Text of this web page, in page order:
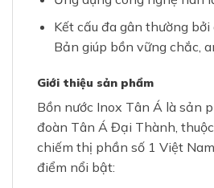
Kết cấu đa gân thường
Bản giúp bồn vững chắc,
Giới thiệu sản phẩm
Bồn nước Inox Tân Á là sản
đoàn Tân Á Đại Thành,
chiếm thị phần số 1 Việt
điểm nổi bật: